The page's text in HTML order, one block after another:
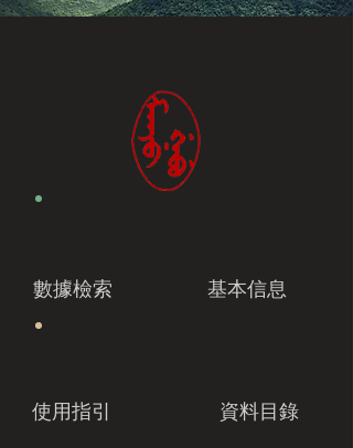
數據檢索 基本信息
使用指引 資料目錄